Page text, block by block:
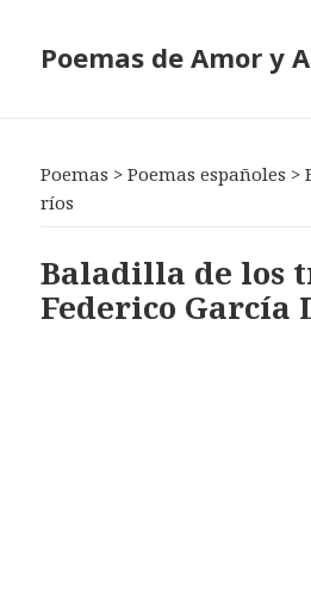
Poemas de Amor y
Poemas >Poemas españoles >
ríos
Baladilla de los
Federico García